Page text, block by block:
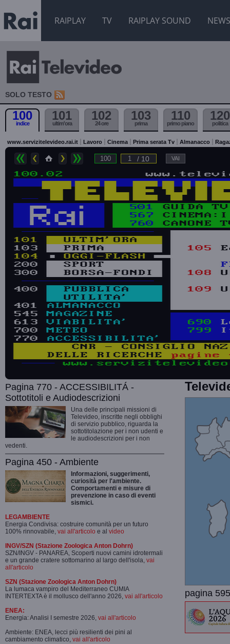
RAIPLAY TV RAIPLAY SOUND NEWS
SOLO TESTO
100
indice
101
ultim'ora
102
24 ore
103
prima
110
primo piano
120
politica
www.servizitelevideo.rai.it Lavoro Cinema Prima serata Tv Almanacco
/ 10
Pagina 770 - ACCESSIBILITÁ -
Sottotitoli e Audiodescrizioni
Una delle principali missioni di
Televideo, inscritte negli obblighi
di servizio pubblico, riguarda la
sottotitolazione per i non udenti e
le audiodescrizioni per i non
vedenti.
Pagina 450 - Ambiente
Informazioni, suggerimenti,
curiosità per l'ambiente.
Comportamenti e misure di
prevenzione in caso di eventi
sismici.
LEGAMBIENTE
Energia Condivisa: costruire comunità per un futuro
100% rinnovabile, vai all'articolo e al video
INGV/SZN (Stazione Zoologica Anton Dohrn)
SZN/INGV - PANAREA, Scoperti nuovi camini idrotermali
e un grande cratere sottomarino al largo dell'isola, vai
all'articolo
SZN (Stazione Zoologica Anton Dohrn)
La lumaca vampiro del Mediterraneo CUMIA
INTERTEXTA è il mollusco dell'anno 2026, vai all'articolo
ENEA:
Energia: Analisi I semestre 2026, vai all'articolo
Ambiente: ENEA, lecci più resilienti dei pini al
cambiamento climatico, vai all'articolo
pagina